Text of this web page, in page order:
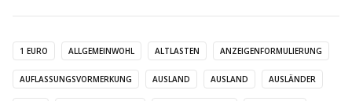
1 EURO ALLGEMEINWOHL ALTLASTEN ANZEIGENFORMULIERUNG
AUFLASSUNGSVORMERKUNG AUSLAND AUSLAND AUSLÄNDER